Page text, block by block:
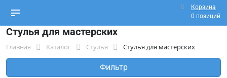
Корзина
0 позиций
Стулья для мастерских
Главная Каталог Стулья Стулья для мастерских
Фильтр